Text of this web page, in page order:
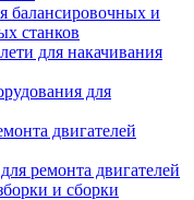
балансировочных и
станков
для накачивания
для
двигателей
ремонта двигателей
и сборки